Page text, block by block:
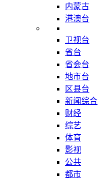
内蒙古
港澳台
卫视台
省台
省会台
地市台
区县台
新闻综合
财经
综艺
体育
影视
公共
都市